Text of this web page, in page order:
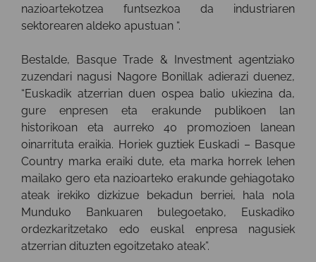
nazioartekotzea funtsezkoa da industriaren
sektorearen aldeko apustuan “.
Bestalde, Basque Trade & Investment agentziako
zuzendari nagusi Nagore Bonillak adierazi duenez,
“Euskadik atzerrian duen ospea balio ukiezina da,
gure enpresen eta erakunde publikoen lan
historikoan eta aurreko 40 promozioen lanean
oinarrituta eraikia. Horiek guztiek Euskadi – Basque
Country marka eraiki dute, eta marka horrek lehen
mailako gero eta nazioarteko erakunde gehiagotako
ateak irekiko dizkizue bekadun berriei, hala nola
Munduko Bankuaren bulegoetako, Euskadiko
ordezkaritzetako edo euskal enpresa nagusiek
atzerrian dituzten egoitzetako ateak”.